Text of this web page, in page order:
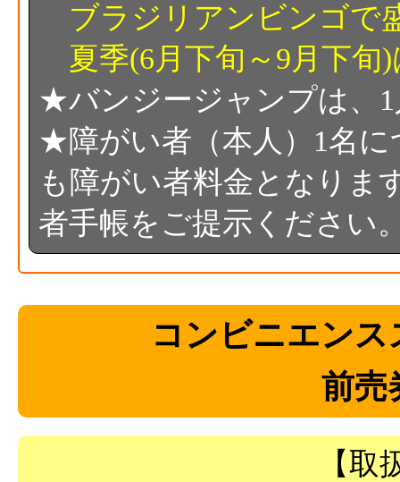
ブラジリアンビンゴで
夏季(6月下旬～9月下旬
★バンジージャンプは、1
★障がい者（本人）1名に
も障がい者料金となりま
者手帳をご提示ください
コンビニエン
前売
【取